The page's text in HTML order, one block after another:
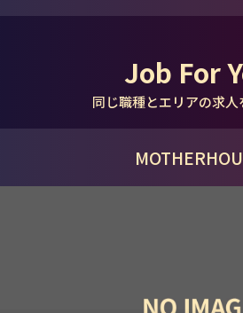
Job For
同じ職種とエリアの求